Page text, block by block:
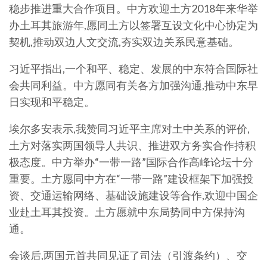
稳步推进重大合作项目。中方欢迎土方2018年来华举
办土耳其旅游年,愿同土方以签署互设文化中心协定为
契机,推动双边人文交流,夯实双边关系民意基础。
习近平指出,一个和平、稳定、发展的中东符合国际社
会共同利益。中方愿同有关各方加强沟通,推动中东早
日实现和平稳定。
埃尔多安表示,我赞同习近平主席对土中关系的评价,
土方对落实两国领导人共识、推进双方务实合作持积
极态度。中方举办“一带一路”国际合作高峰论坛十分
重要。土方愿同中方在“一带一路”建设框架下加强投
资、交通运输网络、基础设施建设等合作,欢迎中国企
业赴土耳其投资。土方愿就中东局势同中方保持沟
通。
会谈后,两国元首共同见证了司法（引渡条约）、交